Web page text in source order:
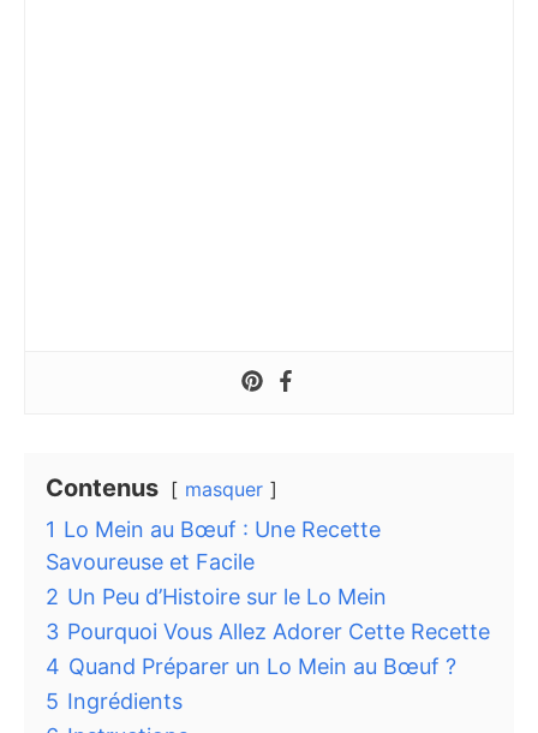
Contenus masquer
1 Lo Mein au Bœuf : Une Recette
Savoureuse et Facile
2 Un Peu d’Histoire sur le Lo Mein
3 Pourquoi Vous Allez Adorer Cette Recette
4 Quand Préparer un Lo Mein au Bœuf ?
5 Ingrédients